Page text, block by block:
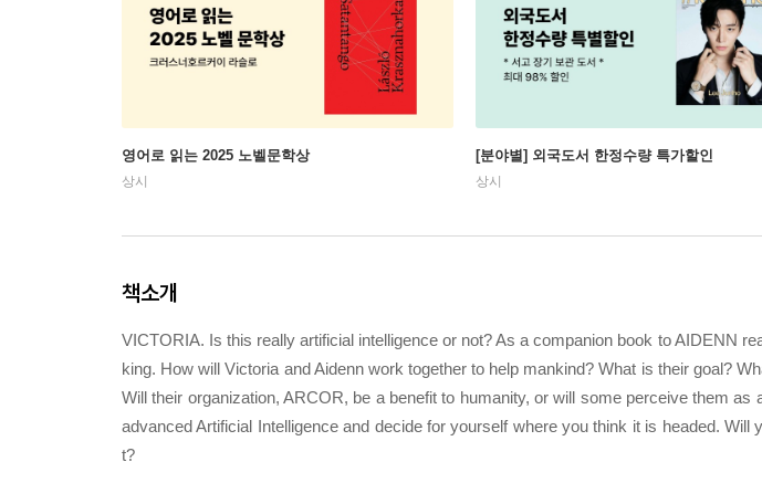
영어로 읽는 2025 노벨문학상
상시
[분야별] 외국도서 한정수량 특가할인
상시
책소개
VICTORIA. Is this really artificial intelligence or not? As a companion book to AIDENN
king. How will Victoria and Aidenn work together to help mankind? What is their goal?
Will their organization, ARCOR, be a benefit to humanity, or will some perceive them
advanced Artificial Intelligence and decide for yourself where you think it is headed.
t?